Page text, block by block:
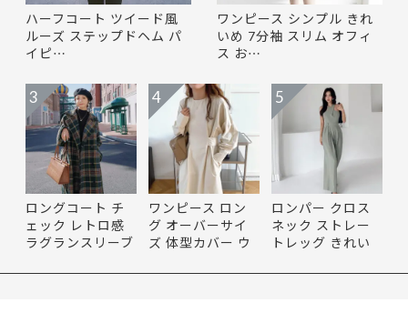
ハーフコート ツイード風
ルーズ ステップドヘム パ
イピ…
ワンピース シンプル きれ
いめ 7分袖 スリム オフィ
ス お…
ロングコート チ
ェック レトロ感
ラグランスリーブ
3
ワンピース ロン
グ オーバーサイ
ズ 体型カバー ウ
4
ロンパー クロス
ネック ストレー
トレッグ きれい
5